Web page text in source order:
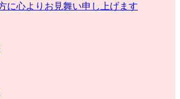
に心よりお見舞い申し上げます